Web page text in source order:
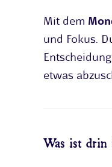
Mit dem
und Fokus.
etwas
Was ist drin